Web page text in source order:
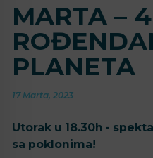
MARTA –
PLANETA
17 Marta, 2023
Utorak u 18.30h -
sa poklonima!